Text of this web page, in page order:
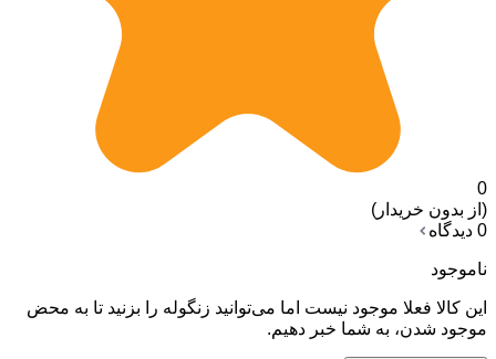
0
(از بدون خریدار)
0 دیدگاه
ناموجود
این کالا فعلا موجود نیست اما می‌توانید زنگوله را بزنید تا به محض
موجود شدن، به شما خبر دهیم.